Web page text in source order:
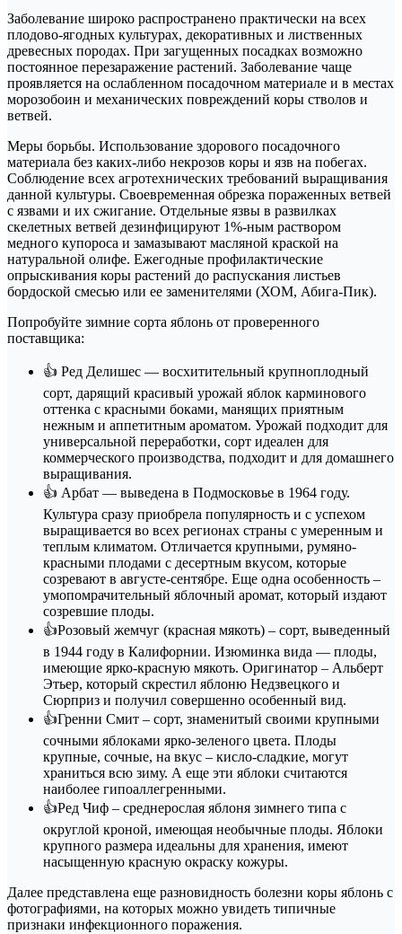
Заболевание широко распространено практически на всех
плодово-ягодных культурах, декоративных и лиственных
древесных породах. При загущенных посадках возможно
постоянное перезаражение растений. Заболевание чаще
проявляется на ослабленном посадочном материале и в местах
морозобоин и механических повреждений коры стволов и
ветвей.
Меры борьбы. Использование здорового посадочного
материала без каких-либо некрозов коры и язв на побегах.
Соблюдение всех агротехнических требований выращивания
данной культуры. Своевременная обрезка пораженных ветвей
с язвами и их сжигание. Отдельные язвы в развилках
скелетных ветвей дезинфицируют 1%-ным раствором
медного купороса и замазывают масляной краской на
натуральной олифе. Ежегодные профилактические
опрыскивания коры растений до распускания листьев
бордоской смесью или ее заменителями (ХОМ, Абига-Пик).
Попробуйте зимние сорта яблонь от проверенного
поставщика:
👍 Ред Делишес — восхитительный крупноплодный
сорт, дарящий красивый урожай яблок карминового
оттенка с красными боками, манящих приятным
нежным и аппетитным ароматом. Урожай подходит для
универсальной переработки, сорт идеален для
коммерческого производства, подходит и для домашнего
выращивания.
👍 Арбат — выведена в Подмосковье в 1964 году.
Культура сразу приобрела популярность и с успехом
выращивается во всех регионах страны с умеренным и
теплым климатом. Отличается крупными, румяно-
красными плодами с десертным вкусом, которые
созревают в августе-сентябре. Еще одна особенность –
умопомрачительный яблочный аромат, который издают
созревшие плоды.
👍Розовый жемчуг (красная мякоть) – сорт, выведенный
в 1944 году в Калифорнии. Изюминка вида — плоды,
имеющие ярко-красную мякоть. Оригинатор – Альберт
Этьер, который скрестил яблоню Недзвецкого и
Сюрприз и получил совершенно особенный вид.
👍Гренни Смит – сорт, знаменитый своими крупными
сочными яблоками ярко-зеленого цвета. Плоды
крупные, сочные, на вкус – кисло-сладкие, могут
храниться всю зиму. А еще эти яблоки считаются
наиболее гипоаллегренными.
👍Ред Чиф – среднерослая яблоня зимнего типа с
округлой кроной, имеющая необычные плоды. Яблоки
крупного размера идеальны для хранения, имеют
насыщенную красную окраску кожуры.
Далее представлена еще разновидность болезни коры яблонь с
фотографиями, на которых можно увидеть типичные
признаки инфекционного поражения.